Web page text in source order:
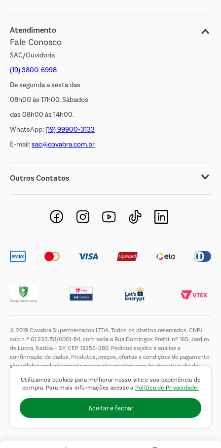
Utilizamos cookies para melhorar nosso site e sua experiência de
compra. Para mais informações acesse a Política de Privacidade.
Aceitar e fechar
Jornal de Ofertas
Transparência Salarial
Atendimento
Fale Conosco
SAC/Ouvidoria
(19) 3800-6998
De segunda a sexta das
08h00 às 17h00. Sábados
das 08h00 às 14h00.
WhatsApp:(19) 99900-3133
E-mail:sac@covabra.com.br
Outros Contatos
Negócios Imobiliários
Novos Fornecedores
© 2019 Covabra Supermercados LTDA. Todos os direitos reservados. CNPJ
sob n.º 61.233.151/0001-84, com sede a Rua Domingos Pretti, nº 165, Jardim
de Lucca, Itatiba – SP, CEP 13255-280. Pedidos sujeito a análise e
confirmação de dados. Produtos, preços, ofertas e condições de pagamento
são válidos exclusivamente para o site covabra.com.br durante o dia de
de limitar a quantidade máxima de produtos por compra por cliente. Não
vendemos no atacado. Fotos meramente ilustrativas.É proibida a venda e a
entrega de bebidas alcoólicas a menores de 18 (dezoito) anos, conforme Lei
n.° 8069/90, art. 81, inciso II (Estatuto da Criança e do Adolescente).